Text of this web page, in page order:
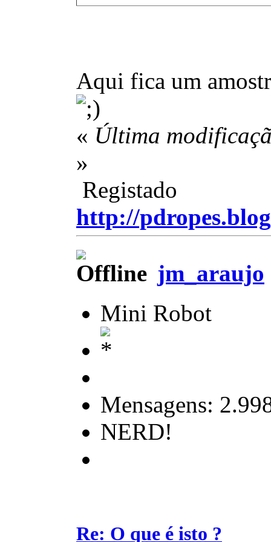
Aqui fica um
« Última
»
Registado
http://
jm_araujo
Mini Robot
Mensagens:
NERD!
Re: O que é isto ?